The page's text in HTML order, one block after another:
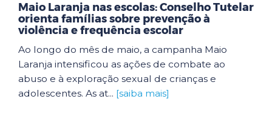
Maio Laranja nas escolas: Conselho Tutelar
orienta famílias sobre prevenção à
violência e frequência escolar
Ao longo do mês de maio, a campanha Maio
Laranja intensificou as ações de combate ao
abuso e à exploração sexual de crianças e
adolescentes. As at... [saiba mais]